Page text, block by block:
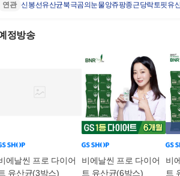
연관 신봉선유산균북극곰의눈물앙쥬팡종근당락토핏유
정방송
에날씬 프로 다이어
유산균(3박스)
비에날씬 프로 다이어
트 유산균(6박스)
비
트